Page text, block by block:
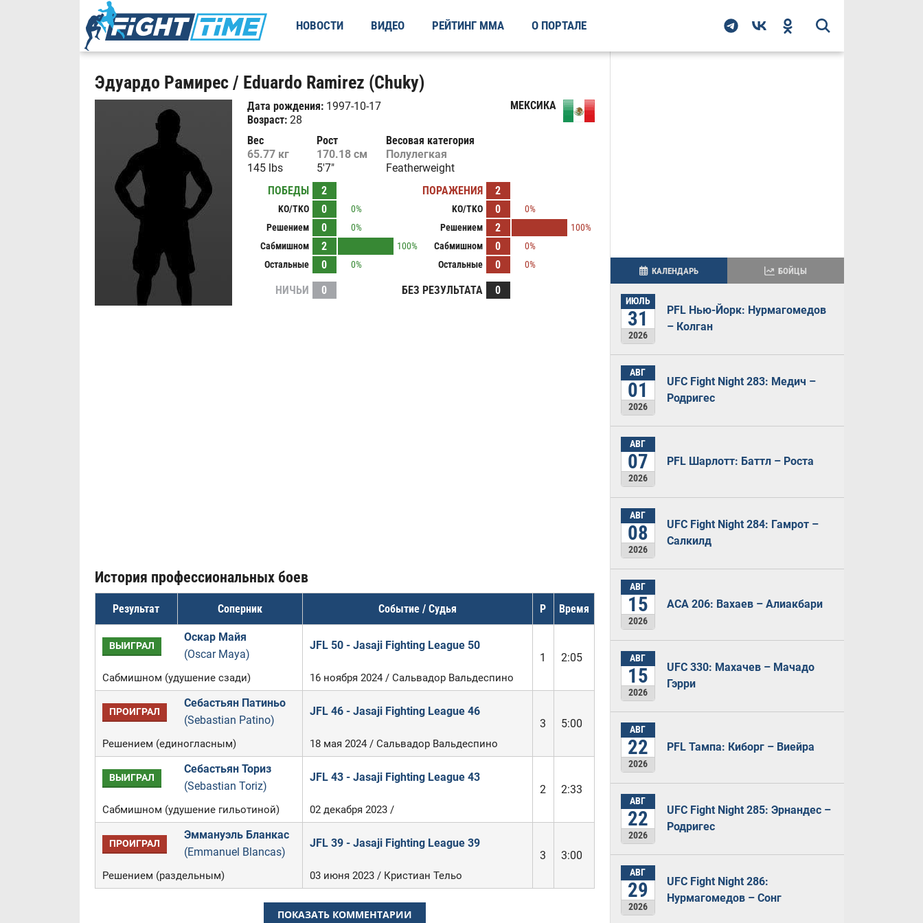
НОВОСТИ ВИДЕО РЕЙТИНГ ММА О ПОРТАЛЕ
Эдуардо Рамирес / Eduardo Ramirez (Chuky)
Дата рождения:1997-10-17
Возраст:28
МЕКСИКА
Вес
65.77 кг
145 lbs
Рост
170.18 см
5'7"
Весовая категория
Полулегкая
Featherweight
ПОБЕДЫ
2
KO/TKO 0
0%
Решением
0
0%
Сабмишном
2
100%
Остальные
0 0%
ПОРАЖЕНИЯ 2
KO/TKO 0
0%
Решением
2
100%
Сабмишном
0
0%
Остальные
0 0%
НИЧЬИ 0 БЕЗ РЕЗУЛЬТАТА 0
История профессиональных боев
Результат Соперник Событие / Судья Р Время
ВЫИГРАЛ
Оскар Майя
(Oscar Maya)
JFL 50 - Jasaji Fighting League 50
1
2:05
Сабмишном (удушение сзади) 16 ноября 2024 / Сальвадор Вальдеспино
ПРОИГРАЛ
Себастьян Патиньо
(Sebastian Patino)
JFL 46 - Jasaji Fighting League 46
3
5:00
Решением (единогласным) 18 мая 2024 / Сальвадор Вальдеспино
ВЫИГРАЛ
Себастьян Ториз
(Sebastian Toriz)
JFL 43 - Jasaji Fighting League 43
2
2:33
Сабмишном (удушение гильотиной) 02 декабря 2023 /
ПРОИГРАЛ
Эммануэль Бланкас
(Emmanuel Blancas)
JFL 39 - Jasaji Fighting League 39
3
3:00
Решением (раздельным) 03 июня 2023 / Кристиан Тельо
ПОКАЗАТЬ КОММЕНТАРИИ
КАЛЕНДАРЬ БОЙЦЫ
ИЮЛЬ
31
2026
PFL Нью-Йорк: Нурмагомедов
– Колган
АВГ
01
2026
UFC Fight Night 283: Медич –
Родригес
АВГ
07
2026
PFL Шарлотт: Баттл – Роста
АВГ
08
2026
UFC Fight Night 284: Гамрот –
Салкилд
АВГ
15
2026
ACA 206: Вахаев – Алиакбари
АВГ
15
2026
UFC 330: Махачев – Мачадо
Гэрри
АВГ
22
2026
PFL Тампа: Киборг – Виейра
АВГ
22
2026
UFC Fight Night 285: Эрнандес –
Родригес
АВГ
29
2026
UFC Fight Night 286:
Нурмагомедов – Сонг